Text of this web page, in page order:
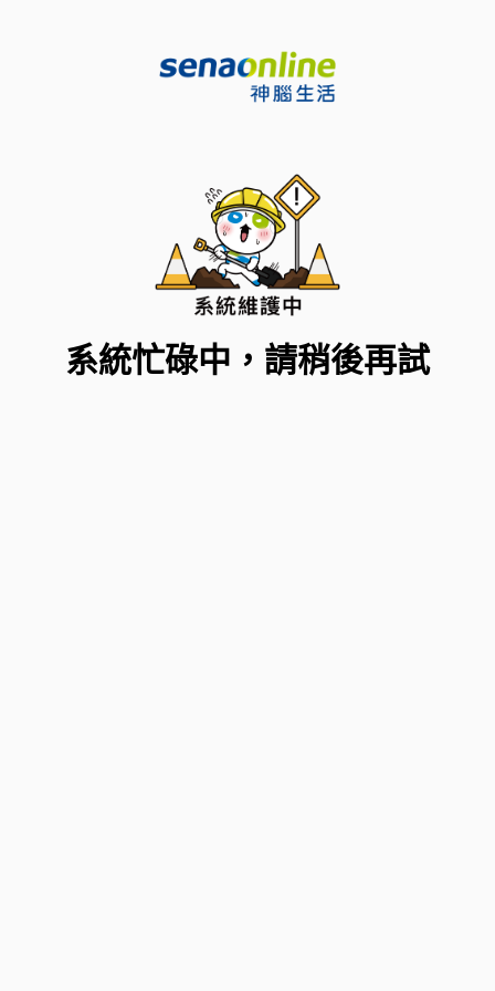
系統忙碌中，請稍後再試